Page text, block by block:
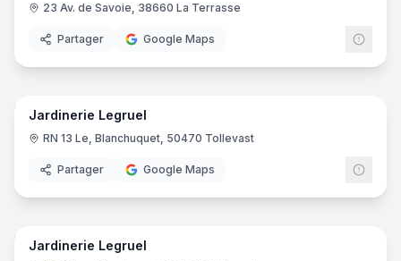
23 Av. de Savoie, 38660 La Terrasse
Partager Google Maps
21
Jardinerie Legruel
RN 13 Le, Blanchuquet, 50470 Tollevast
Partager Google Maps
94
Jardinerie Legruel